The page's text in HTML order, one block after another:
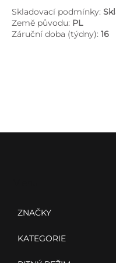
Skladovací podmínky:
Země původu: PL
Záruční doba (týdny): 16
ZNAČKY
KATEGORIE